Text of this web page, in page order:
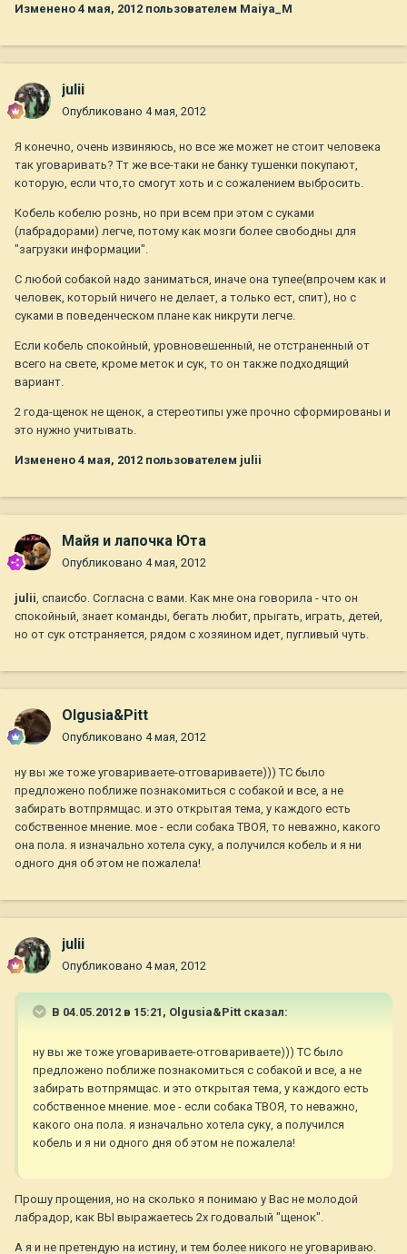
Изменено 4 мая, 2012 пользователем Maiya_M
julii
Опубликовано 4 мая, 2012
Я конечно, очень извиняюсь, но все же может не стоит человека
так уговаривать? Тт же все-таки не банку тушенки покупают,
которую, если что,то смогут хоть и с сожалением выбросить.
Кобель кобелю рознь, но при всем при этом с суками
(лабрадорами) легче, потому как мозги более свободны для
"загрузки информации".
С любой собакой надо заниматься, иначе она тупее(впрочем как и
человек, который ничего не делает, а только ест, спит), но с
суками в поведенческом плане как никрути легче.
Если кобель спокойный, уровновешенный, не отстраненный от
всего на свете, кроме меток и сук, то он также подходящий
вариант.
2 года-щенок не щенок, а стереотипы уже прочно сформированы и
это нужно учитывать.
Изменено 4 мая, 2012 пользователем julii
Майя и лапочка Юта
Опубликовано 4 мая, 2012
julii, спаисбо. Согласна с вами. Как мне она говорила - что он
спокойный, знает команды, бегать любит, прыгать, играть, детей,
но от сук отстраняется, рядом с хозяином идет, пугливый чуть.
Olgusia&Pitt
Опубликовано 4 мая, 2012
ну вы же тоже уговариваете-отговариваете))) ТС было
предложено поближе познакомиться с собакой и все, а не
забирать вотпрямщас. и это открытая тема, у каждого есть
собственное мнение. мое - если собака ТВОЯ, то неважно, какого
она пола. я изначально хотела суку, а получился кобель и я ни
одного дня об этом не пожалела!
julii
Опубликовано 4 мая, 2012
В 04.05.2012 в 15:21, Olgusia&Pitt сказал:
ну вы же тоже уговариваете-отговариваете))) ТС было
предложено поближе познакомиться с собакой и все, а не
забирать вотпрямщас. и это открытая тема, у каждого есть
собственное мнение. мое - если собака ТВОЯ, то неважно,
какого она пола. я изначально хотела суку, а получился
кобель и я ни одного дня об этом не пожалела!
Прошу прощения, но на сколько я понимаю у Вас не молодой
лабрадор, как ВЫ выражаетесь 2х годовалый "щенок".
А я и не претендую на истину, и тем более никого не уговариваю.